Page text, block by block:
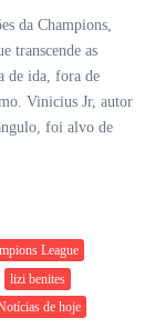
da Champions,
transcende as
de ida, fora de
Vinicius Jr, autor
foi alvo de
League
lizi benites
de hoje